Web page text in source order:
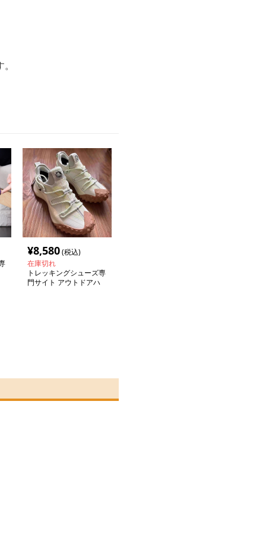
¥8,580(税込)
在庫切れ
トレッキングシューズ専
門サイト アウトドアハ